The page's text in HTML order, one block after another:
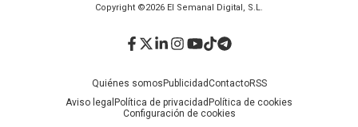
Copyright ©2026 El Semanal Digital, S.L.
Quiénes somos PublicidadContactoRSS
Aviso legal Política de privacidad Política de cookies
Configuración de cookies
Facebook
Twitter
LinkedIn
Instagram
YouTube
TikTok
Telegram